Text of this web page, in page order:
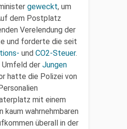
geweckt, um
dem Postplatz
Verelendung der
und forderte die seit
und CO2-Steuer.
der Jungen
hatte die Polizei von
mit einem
wahrnehmbaren
überall in der